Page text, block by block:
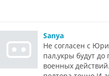
Sanya
Не согласен с
пал,укры будут до
военных